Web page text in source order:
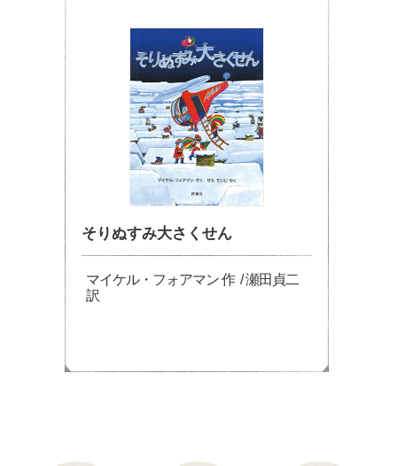
そりぬすみ大さくせん
マイケル・フォアマン 作 / 瀬田貞二
訳